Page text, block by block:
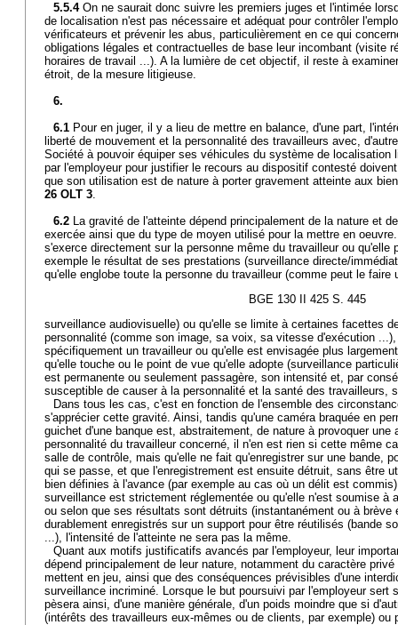
5.5.4 On ne saurait donc suivre les premiers juges et l'intimée
de localisation n'est pas nécessaire et adéquat pour contrôler
vérificateurs et prévenir les abus, particulièrement en ce qui
obligations légales et contractuelles de base leur incombant (visite
horaires de travail ...). A la lumière de cet objectif, il reste à
étroit, de la mesure litigieuse.
6.
6.1 Pour en juger, il y a lieu de mettre en balance, d'une part,
liberté de mouvement et la personnalité des travailleurs avec,
Société à pouvoir équiper ses véhicules du système de localisation
par l'employeur pour justifier le recours au dispositif contesté
que son utilisation est de nature à porter gravement atteinte aux
26 OLT 3.
6.2 La gravité de l'atteinte dépend principalement de la nature et
exercée ainsi que du type de moyen utilisé pour la mettre en
s'exerce directement sur la personne même du travailleur ou qu'elle
exemple le résultat de ses prestations (surveillance directe/
qu'elle englobe toute la personne du travailleur (comme peut le faire
BGE 130 II 425 S. 445
surveillance audiovisuelle) ou qu'elle se limite à certaines facettes
personnalité (comme son image, sa voix, sa vitesse d'exécution
spécifiquement un travailleur ou qu'elle est envisagée plus
qu'elle touche ou le point de vue qu'elle adopte (surveillance
est permanente ou seulement passagère, son intensité et, par
susceptible de causer à la personnalité et la santé des travailleurs,
Dans tous les cas, c'est en fonction de l'ensemble des
s'apprécier cette gravité. Ainsi, tandis qu'une caméra braquée en
guichet d'une banque est, abstraitement, de nature à provoquer une
personnalité du travailleur concerné, il n'en est rien si cette même
salle de contrôle, mais qu'elle ne fait qu'enregistrer sur une bande,
qui se passe, et que l'enregistrement est ensuite détruit, sans être
bien définies à l'avance (par exemple au cas où un délit est
surveillance est strictement réglementée ou qu'elle n'est soumise à
ou selon que ses résultats sont détruits (instantanément ou à brève
durablement enregistrés sur un support pour être réutilisés (bande
...), l'intensité de l'atteinte ne sera pas la même.
Quant aux motifs justificatifs avancés par l'employeur, leur
dépend principalement de leur nature, notamment du caractère
mettent en jeu, ainsi que des conséquences prévisibles d'une
surveillance incriminé. Lorsque le but poursuivi par l'employeur sert
pèsera ainsi, d'une manière générale, d'un poids moindre que si
(intérêts des travailleurs eux-mêmes ou de clients, par exemple) ou